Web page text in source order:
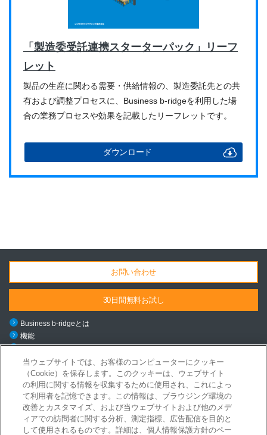
「製造委受託連携スターターパック」リーフ
レット
製品の生産に関わる需要・供給情報の、製造委託先との共
有および調整プロセスに、Business b-ridgeを利用した場
合の業務プロセスや効果を記載したリーフレットです。
ダウンロード
お問い合わせ
30日間無料お試し
Business b-ridgeとは
機能
ご利用シーン
導入事例
ニュース
お役立ちコンテンツ
セミナー/イベント
メールマガジン登録
当ウェブサイトでは、お客様のコンピューターにクッキー
（Cookie）を保存します。このクッキーは、ウェブサイト
の利用に関する情報を収集するために使用され、これによっ
て利用者を記憶できます。この情報は、ブラウジング環境の
改善とカスタマイズ、および当ウェブサイトおよび他のメデ
ィアでの訪問者に関する分析、測定指標、広告配信を目的と
して使用されるものです。詳細は、個人情報保護方針のペー